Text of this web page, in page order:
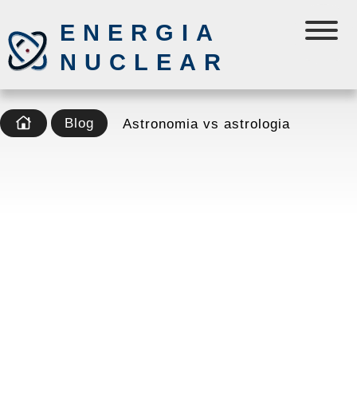
ENERGIA
NUCLEAR
Blog Astronomia vs astrologia